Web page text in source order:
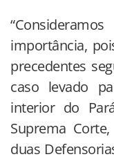
importância,
precedentes
caso levado
interior do
Suprema
duas